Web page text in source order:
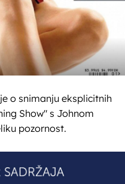
o snimanju eksplicitnih
Show" s Johnom
pozornost.